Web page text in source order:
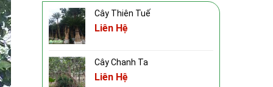
Cây Thiên Tuế
Liên Hệ
Cây Chanh Ta
Liên Hệ